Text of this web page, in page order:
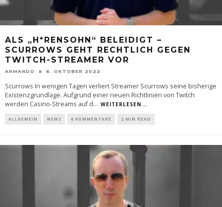
ALS „H*RENSOHN“ BELEIDIGT –
SCURROWS GEHT RECHTLICH GEGEN
TWITCH-STREAMER VOR
ARMANDO 6. OKTOBER 2022
Scurrows In wenigen Tagen verliert Streamer Scurrows seine bisherige
Existenzgrundlage. Aufgrund einer neuen Richtlinien von Twitch
werden Casino-Streams auf d... WEITERLESEN...
ALLGEMEIN NEWS 0 KOMMENTARE 2 MIN READ